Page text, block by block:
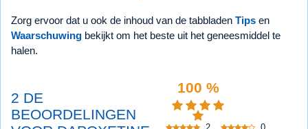
Zorg ervoor dat u ook de inhoud van de tabbladen Tips en
Waarschuwing bekijkt om het beste uit het geneesmiddel te
halen.
2 DE
BEOORDELINGEN
100 %